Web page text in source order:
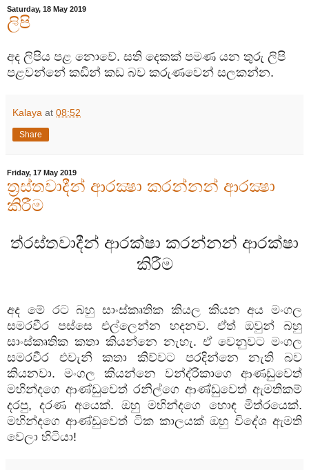
Saturday, 18 May 2019
ලිපි
අද ලිපිය පළ නොවේ. සති දෙකක් පමණ යන තුරු ලිපි
පළවන්නේ කඩින් කඩ බව කරුණවෙන් සලකන්න.
Kalaya at 08:52
Share
Friday, 17 May 2019
ත්‍රස්තවාදීන් ආරක්‍ෂා කරන්නන් ආරක්‍ෂා
කිරීම
ත්රස්තවාදීන් ආරක්ෂා කරන්නන් ආරක්ෂා
කිරීම
අද මේ රට බහු සාංස්කෘතික කියල කියන අය මංගල
සමරවීර
පස්සෙ එල්ලෙන්න හදනව.ඒත් ඔවුන්
බහු
සාංස්කෘතික කතා කියන්නෙ නැහැ. ඒ වෙනුවට මංගල
සමරවීර
එවැනි කතා කිව්වට පරදින්නෙ නැති
බව
කියනවා. මංගල කියන්නෙ වන්ද්රිකාගෙ
ආණඩුවෙත්
මහින්දගෙ ආණ්ඩුවෙත් රනිල්ගෙ ආණ්ඩුවෙත් ඇමතිකම්
දරපු,දරණ අයෙක්.ඔහු මහින්දගෙ හොඳ මිත්රයෙක්.
මහින්දගෙ ආණ්ඩුවෙත් ටික කාලයක් ඔහු විදේශ ඇමති
වෙලා හිටියා!